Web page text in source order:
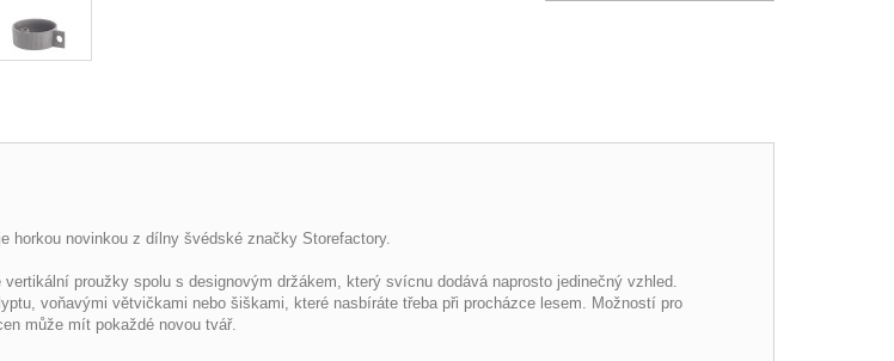
horkou novinkou z dílny švédské značky Storefactory.
proužky spolu s designovým držákem, který svícnu dodává naprosto jedinečný vzhled.
voňavými větvičkami nebo šiškami, které nasbíráte třeba při procházce lesem. Možností pro
může mít pokaždé novou tvář.